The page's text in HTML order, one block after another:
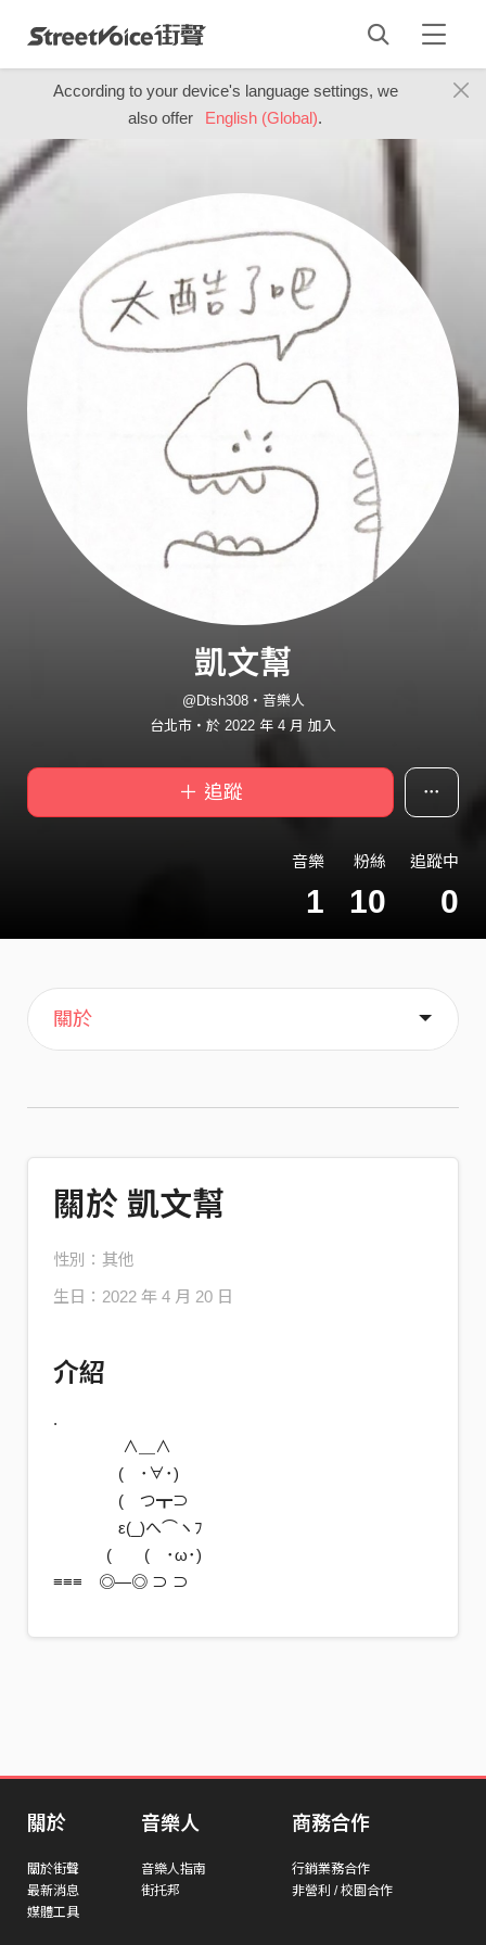
According to your device's language settings, we
also offer
English (Global).
凱文幫
@Dtsh308・音樂人
台北市・於 2022 年 4 月 加入
＋ 追蹤
音樂
1
粉絲
10
追蹤中
0
主頁
音樂
喜歡
關於
關於 凱文幫
性別：其他
生日：2022 年 4 月 20 日
介紹
.
∧＿∧
( ･∀･)
( つ┳⊃
ε(_)へ⌒ヽﾌ
( ( ･ω･)
≡≡≡ ◎―◎ ⊃ ⊃
關於
關於街聲
最新消息
媒體工具
音樂人
音樂人指南
街托邦
商務合作
行銷業務合作
非營利 / 校園合作